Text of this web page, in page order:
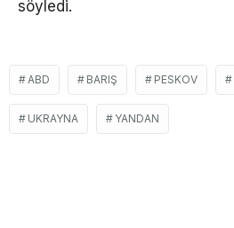
söyledi.
ABD BARIŞ PESKOV
UKRAYNA YANDAN